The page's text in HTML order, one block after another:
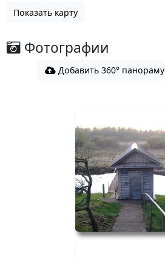
Показать карту
Фотографии
Добавить 360° панораму